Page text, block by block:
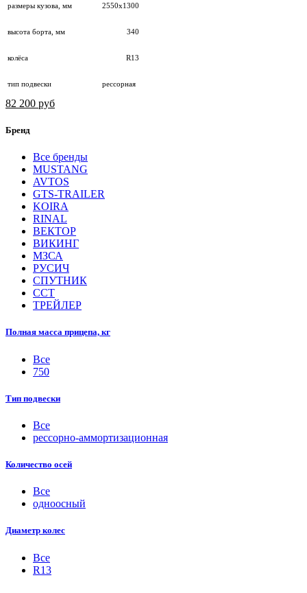
размеры кузова, мм 2550х1300
высота борта, мм 340
колёса R13
тип подвески рессорная
82 200 руб
Бренд
Все бренды
MUSTANG
AVTOS
GTS-TRAILER
KOIRA
RINAL
ВЕКТОР
ВИКИНГ
МЗСА
РУСИЧ
СПУТНИК
ССТ
ТРЕЙЛЕР
Полная масса прицепа, кг
Все
750
Тип подвески
Все
рессорно-аммортизационная
Количество осей
Все
одноосный
Диаметр колес
Все
R13